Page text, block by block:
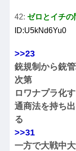
42: ゼロとイチの
ID:U5kNd6Yu0
>>23
銃規制から銃
次第
ロワナプラ化
通商法を持ち
る
>>31
一方で大戦中